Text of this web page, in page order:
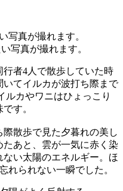
写真が撮れます。
者4人で散歩していた時
てイルカが波打ち際まで
ルカやワニはひょっこり
す。
散歩で見た夕暮れの美し
あと、雲が一気に赤く染
い太陽のエネルギー。ほ
れられない一瞬でした。